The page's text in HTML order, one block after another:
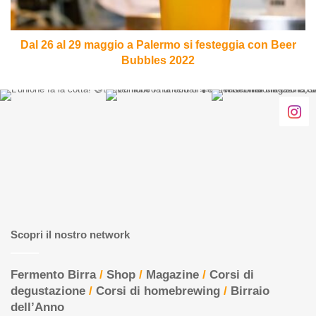
si
festeggia
con
2022
Dal 26 al 29 maggio a Palermo si festeggia con Beer
Bubbles 2022
Scopri il nostro network
Fermento Birra/ Shop / Magazine / Corsi di
degustazione / Corsi di homebrewing / Birraio
dell’Anno